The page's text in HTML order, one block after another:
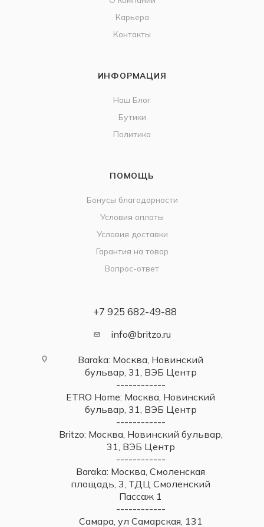
Карьера
Контакты
ИНФОРМАЦИЯ
Наш Блог
Бутики
Политика
ПОМОЩЬ
Бонусы благодарности
Условия оплаты
Условия доставки
Гарантия на товар
Вопрос-ответ
+7 925 682-49-88
info@britzo.ru
Baraka: Москва, Новинский
бульвар, 31, ВЭБ Центр
------------
ETRO Home: Москва, Новинский
бульвар, 31, ВЭБ Центр
------------
Britzo: Москва, Новинский бульвар,
31, ВЭБ Центр
------------
Baraka: Москва, Смоленская
площадь, 3, ТДЦ Смоленский
Пассаж 1
------------
Самара, ул Самарская, 131